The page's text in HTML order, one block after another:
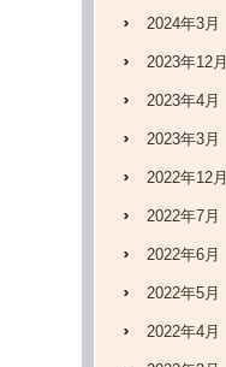
2024年3月
2023年12月
2023年4月
2023年3月
2022年12月
2022年7月
2022年6月
2022年5月
2022年4月